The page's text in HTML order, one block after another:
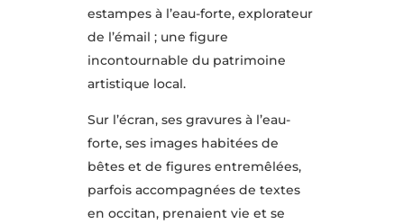
estampes à l’eau-forte, explorateur
de l’émail ; une figure
incontournable du patrimoine
artistique local.
Sur l’écran, ses gravures à l’eau-
forte, ses images habitées de
bêtes et de figures entremêlées,
parfois accompagnées de textes
en occitan, prenaient vie et se